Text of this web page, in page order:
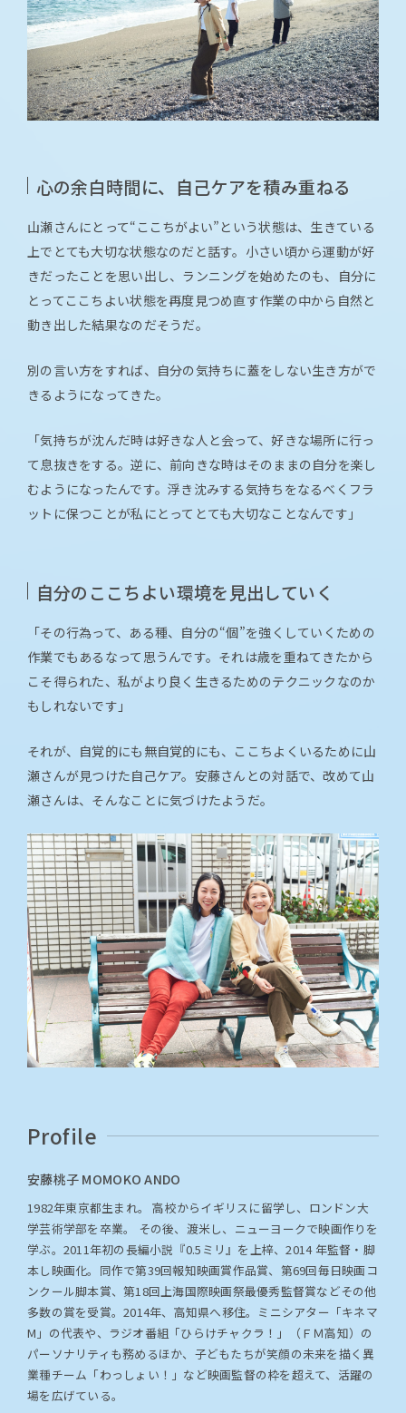
心の余白時間に、自己ケアを積み重ねる
山瀬さんにとって“ここちがよい”という状態は、生きている
上でとても大切な状態なのだと話す。小さい頃から運動が好
きだったことを思い出し、ランニングを始めたのも、自分に
とってここちよい状態を再度見つめ直す作業の中から自然と
動き出した結果なのだそうだ。
別の言い方をすれば、自分の気持ちに蓋をしない生き方がで
きるようになってきた。
「気持ちが沈んだ時は好きな人と会って、好きな場所に行っ
て息抜きをする。逆に、前向きな時はそのままの自分を楽し
むようになったんです。浮き沈みする気持ちをなるべくフラ
ットに保つことが私にとってとても大切なことなんです」
自分のここちよい環境を見出していく
「その行為って、ある種、自分の“個”を強くしていくための
作業でもあるなって思うんです。それは歳を重ねてきたから
こそ得られた、私がより良く生きるためのテクニックなのか
もしれないです」
それが、自覚的にも無自覚的にも、ここちよくいるために山
瀬さんが見つけた自己ケア。安藤さんとの対話で、改めて山
瀬さんは、そんなことに気づけたようだ。
Profile
安藤桃子 MOMOKO ANDO
1982年東京都生まれ。 高校からイギリスに留学し、ロンドン大
学芸術学部を卒業。 その後、渡米し、ニューヨークで映画作りを
学ぶ。2011年初の長編小説『0.5ミリ』を上梓、2014 年監督・脚
本し映画化。同作で第39回報知映画賞作品賞、第69回毎日映画コ
ンクール脚本賞、第18回上海国際映画祭最優秀監督賞などその他
多数の賞を受賞。2014年、高知県へ移住。ミニシアター「キネマ
M」の代表や、ラジオ番組「ひらけチャクラ！」（ＦＭ高知）の
パーソナリティも務めるほか、子どもたちが笑顔の未来を描く異
業種チーム「わっしょい！」など映画監督の枠を超えて、活躍の
場を広げている。